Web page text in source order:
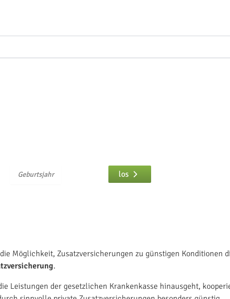
los
Möglichkeit, Zusatzversicherungen zu günstigen Konditionen
.
Leistungen der gesetzlichen Krankenkasse hinausgeht,